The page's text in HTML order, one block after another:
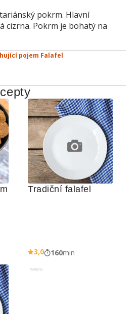
pokrm. Hlavní
cizrna. Pokrm je bohatý na
pojem Falafel
Tradiční falafel
3,0 160min
Reklama